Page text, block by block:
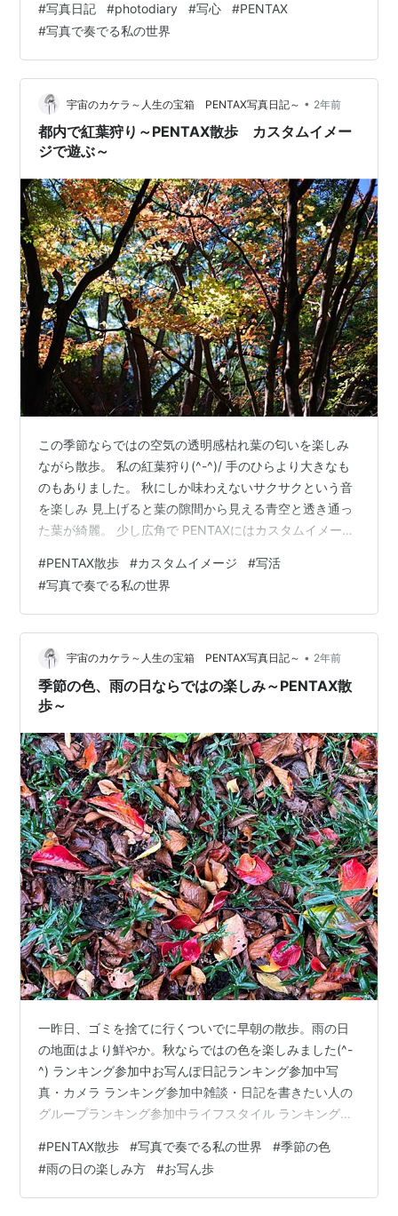
グ参加中雑談・日記を書きたい人のグループ ランキング
参加中あなたの世界観を語ろう
#写真日記 #photodiary #写心 #PENTAX
#写真で奏でる私の世界
宇宙のカケラ～人生の宝箱 PENTAX写真日記～ • 2年前
都内で紅葉狩り～PENTAX散歩 カスタムイメー
ジで遊ぶ～
この季節ならではの空気の透明感枯れ葉の匂いを楽しみ
ながら散歩。 私の紅葉狩り(^-^)/ 手のひらより大きなも
のもありました。 秋にしか味わえないサクサクという音
を楽しみ 見上げると葉の隙間から見える青空と透き通っ
た葉が綺麗。 少し広角で PENTAXにはカスタムイメージ
色味の柔軟な設定機能があります。↓種類と違いはこち
らをご覧ください。 www.ricoh-imaging.co.jp 上の写真
はカスタムイメージ「雅」（黄が抑えられ赤・青みが少
し強調される）」で撮った一枚。空が色鉛筆の「青」み
たいになりました。普段はフィルムっぽい仕上がりにな
り…
#PENTAX散歩 #カスタムイメージ #写活
#写真で奏でる私の世界
宇宙のカケラ～人生の宝箱 PENTAX写真日記～ • 2年前
季節の色、雨の日ならではの楽しみ～PENTAX散
歩～
一昨日、ゴミを捨てに行くついでに早朝の散歩。雨の日
の地面はより鮮やか。秋ならではの色を楽しみました(^-
^) ランキング参加中お写んぽ日記ランキング参加中写
真・カメラ ランキング参加中雑談・日記を書きたい人の
グループランキング参加中ライフスタイル ランキング参
#PENTAX散歩 #写真で奏でる私の世界 #季節の色
#雨の日の楽しみ方 #お写ん歩